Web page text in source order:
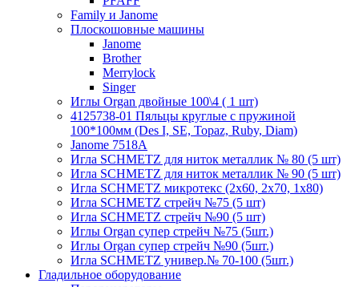
Family и Janome
Плоскошовные машины
Janome
Brother
Merrylock
Singer
Иглы Organ двойные 100\4 ( 1 шт)
4125738-01 Пяльцы круглые с пружиной
100*100мм (Des I, SE, Topaz, Ruby, Diam)
Janome 7518A
Игла SCHMETZ для ниток металлик № 80 (5 шт)
Игла SCHMETZ для ниток металлик № 90 (5 шт)
Игла SCHMETZ микротекс (2х60, 2х70, 1х80)
Игла SCHMETZ стрейч №75 (5 шт)
Игла SCHMETZ стрейч №90 (5 шт)
Иглы Organ супер стрейч №75 (5шт.)
Иглы Organ супер стрейч №90 (5шт.)
Игла SCHMETZ универ.№ 70-100 (5шт.)
Гладильное оборудование